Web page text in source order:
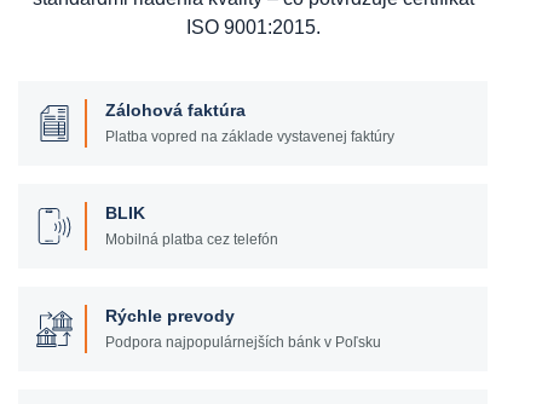
ISO 9001:2015.
Zálohová faktúra
Platba vopred na základe vystavenej faktúry
BLIK
Mobilná platba cez telefón
Rýchle prevody
Podpora najpopulárnejších bánk v Poľsku